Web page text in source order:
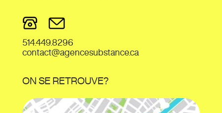
514.449.8296
contact@agencesubstance.ca
ON SE RETROUVE?